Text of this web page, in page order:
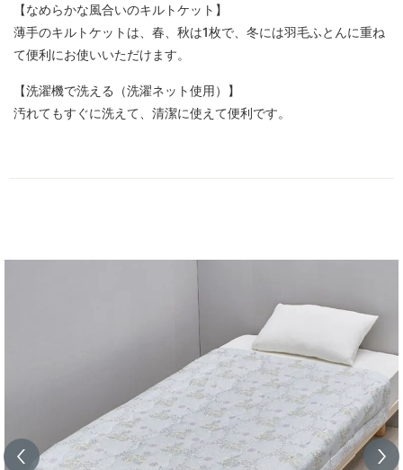
【なめらかな風合いのキルトケット】
薄手のキルトケットは、春、秋は1枚で、冬には羽毛ふとんに重ね
て便利にお使いいただけます。
【洗濯機で洗える（洗濯ネット使用）】
汚れてもすぐに洗えて、清潔に使えて便利です。